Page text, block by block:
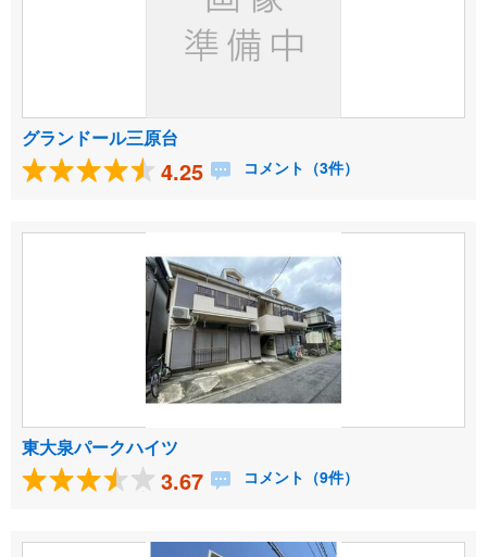
グランドール三原台
4.25 コメント（3件）
東大泉パークハイツ
3.67 コメント（9件）